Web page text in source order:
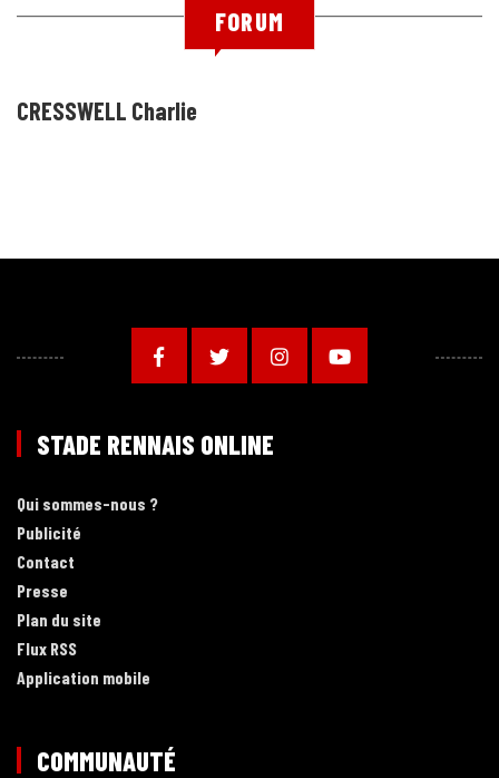
FORUM
CRESSWELL Charlie
STADE RENNAIS ONLINE
Qui sommes-nous ?
Publicité
Contact
Presse
Plan du site
Flux RSS
Application mobile
COMMUNAUTÉ